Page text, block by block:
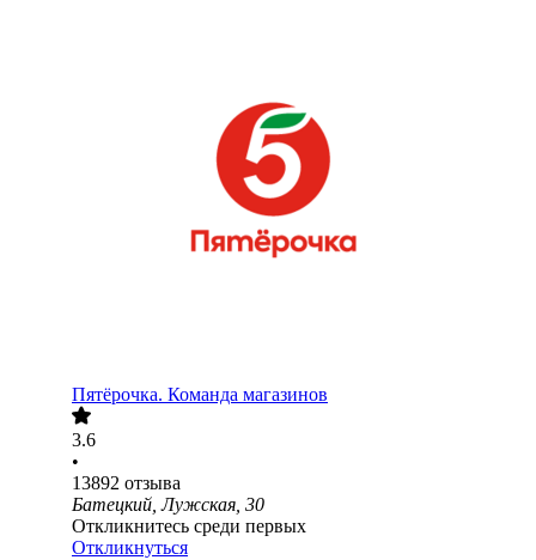
Пятёрочка. Команда магазинов
3.6
•
13892 отзыва
Батецкий, Лужская, 30
Откликнитесь среди первых
Откликнуться